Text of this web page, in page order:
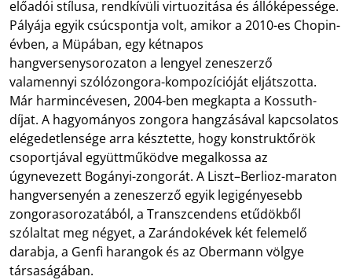
előadói stílusa, rendkívüli virtuozitása és állóképessége.
Pályája egyik csúcspontja volt, amikor a 2010-es Chopin-
évben, a Müpában, egy kétnapos
hangversenysorozaton a lengyel zeneszerző
valamennyi szólózongora-kompozícióját eljátszotta.
Már harmincévesen, 2004-ben megkapta a Kossuth-
díjat. A hagyományos zongora hangzásával kapcsolatos
elégedetlensége arra késztette, hogy konstruktőrök
csoportjával együttműködve megalkossa az
úgynevezett Bogányi-zongorát. A Liszt–Berlioz-maraton
hangversenyén a zeneszerző egyik legigényesebb
zongorasorozatából, a Transzcendens etűdökből
szólaltat meg négyet, a Zarándokévek két felemelő
darabja, a Genfi harangok és az Obermann völgye
társaságában.